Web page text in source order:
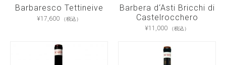
が
あ
り
プ
シ
Barbaresco Tettineive
¥17,600 （税込）
Barbera d‘Asti Bricchi di
Castelrocchero
¥11,000 （税込）